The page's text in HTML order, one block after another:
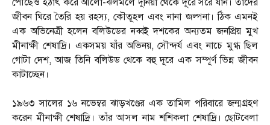
পৌঁছেও হঠাৎ করে আলো-ঝলমলে দুনিয়া থেকে দূরে সরে যান। তাঁদের
জীবন ঘিরে তৈরি হয় রহস্য, কৌতূহল এবং নানা জল্পনা। ঠিক এমনই
এক অভিনেত্রী হলেন বলিউডের নব্বই দশকের অন্যতম জনপ্রিয় মুখ
মীনাক্ষী শেষাদ্রি। একসময় যাঁর অভিনয়, সৌন্দর্য এবং নাচে মুগ্ধ ছিল
গোটা দেশ, আজ তিনি বলিউড থেকে বহু দূরে এক সম্পূর্ণ ভিন্ন জীবন
কাটাচ্ছেন।
১৯৬৩ সালের ১৬ নভেম্বর ঝাড়খণ্ডের এক তামিল পরিবারে জন্মগ্রহণ
করেন মীনাক্ষী শেষাদ্রি। তাঁর আসল নাম শশিকলা শেষাদ্রি। ছোটবেলা